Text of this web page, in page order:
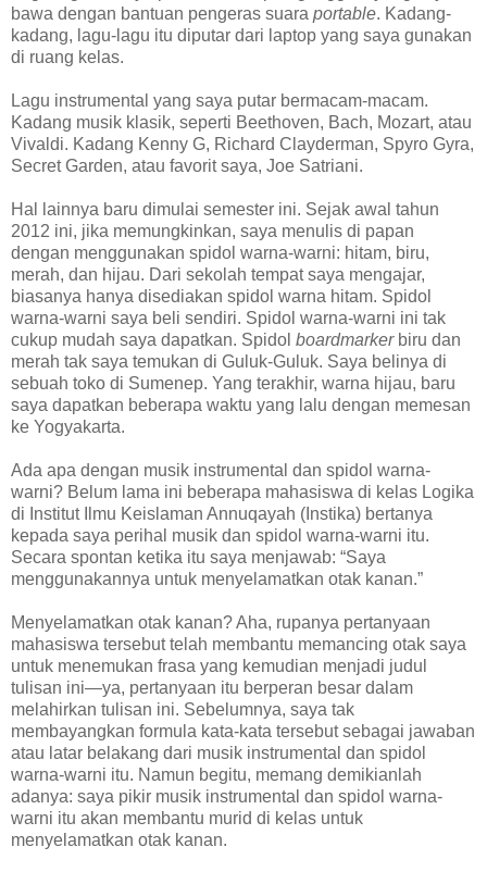
bawa dengan bantuan pengeras suara portable. Kadang-
kadang, lagu-lagu itu diputar dari laptop yang saya gunakan
di ruang kelas.
Lagu instrumental yang saya putar bermacam-macam.
Kadang musik klasik, seperti Beethoven, Bach, Mozart, atau
Vivaldi. Kadang Kenny G, Richard Clayderman, Spyro Gyra,
Secret Garden, atau favorit saya, Joe Satriani.
Hal lainnya baru dimulai semester ini. Sejak awal tahun
2012 ini, jika memungkinkan, saya menulis di papan
dengan menggunakan spidol warna-warni: hitam, biru,
merah, dan hijau. Dari sekolah tempat saya mengajar,
biasanya hanya disediakan spidol warna hitam. Spidol
warna-warni saya beli sendiri. Spidol warna-warni ini tak
cukup mudah saya dapatkan. Spidol boardmarkerbiru dan
merah tak saya temukan di Guluk-Guluk. Saya belinya di
sebuah toko di Sumenep. Yang terakhir, warna hijau, baru
saya dapatkan beberapa waktu yang lalu dengan memesan
ke Yogyakarta.
Ada apa dengan musik instrumental dan spidol warna-
warni? Belum lama ini beberapa mahasiswa di kelas Logika
di Institut Ilmu Keislaman Annuqayah (Instika) bertanya
kepada saya perihal musik dan spidol warna-warni itu.
Secara spontan ketika itu saya menjawab: “Saya
menggunakannya untuk menyelamatkan otak kanan.”
Menyelamatkan otak kanan? Aha, rupanya pertanyaan
mahasiswa tersebut telah membantu memancing otak saya
untuk menemukan frasa yang kemudian menjadi judul
tulisan ini—ya, pertanyaan itu berperan besar dalam
melahirkan tulisan ini. Sebelumnya, saya tak
membayangkan formula kata-kata tersebut sebagai jawaban
atau latar belakang dari musik instrumental dan spidol
warna-warni itu. Namun begitu, memang demikianlah
adanya: saya pikir musik instrumental dan spidol warna-
warni itu akan membantu murid di kelas untuk
menyelamatkan otak kanan.